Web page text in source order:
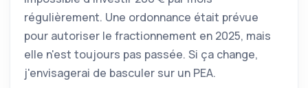
régulièrement. Une ordonnance était prévue
pour autoriser le fractionnement en 2025, mais
elle n'est toujours pas passée. Si ça change,
j'envisagerai de basculer sur un PEA.